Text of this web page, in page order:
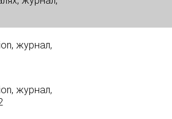
журнал,
журнал,